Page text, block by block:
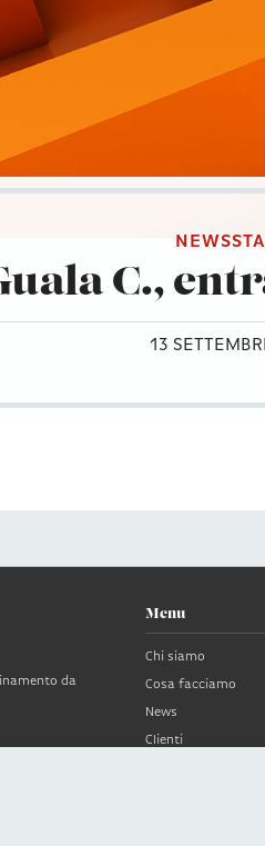
C.,
13
da
Menu
Chi siamo
Cosa facciamo
News
Clienti